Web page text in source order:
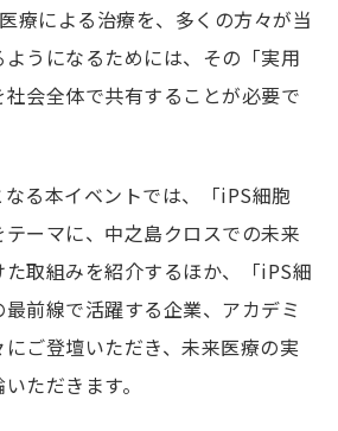
療による治療を、多くの方々が当
うになるためには、その「実用
会全体で共有することが必要で
る本イベントでは、「iPS細胞
ーマに、中之島クロスでの未来
取組みを紹介するほか、「iPS細
前線で活躍する企業、アカデミ
ご登壇いただき、未来医療の実
ただきます。